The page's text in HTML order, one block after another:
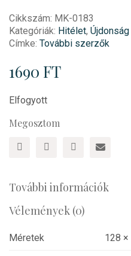
Cikkszám: MK-0183
Kategóriák: Hitélet, Újdonság
Címke: További szerzők
1690 FT
Elfogyott
Megosztom
További információk
Vélemények (0)
Méretek 128 ×